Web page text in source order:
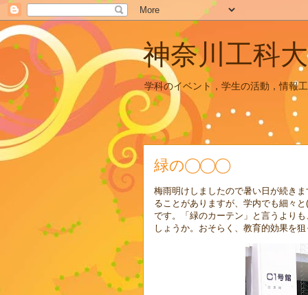
神奈川工科
学科のイベント，学生の活動，情報
緑の◯◯◯
梅雨明けしましたので暑い日が続き
ることがありますが、学内でも細々
です。「緑のカーテン」と言うより
しょうか。おそらく、教育的効果を